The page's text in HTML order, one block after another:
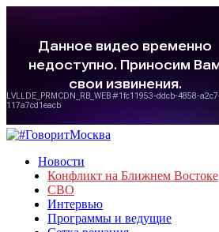
Новости
Конфликт на Ближнем Востоке
СВО
Интервью
Программы и ведущие